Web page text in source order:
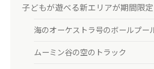
子どもが遊べる新エリアが期間限定
海のオーケストラ号のボールプー
ムーミン谷の空のトラック